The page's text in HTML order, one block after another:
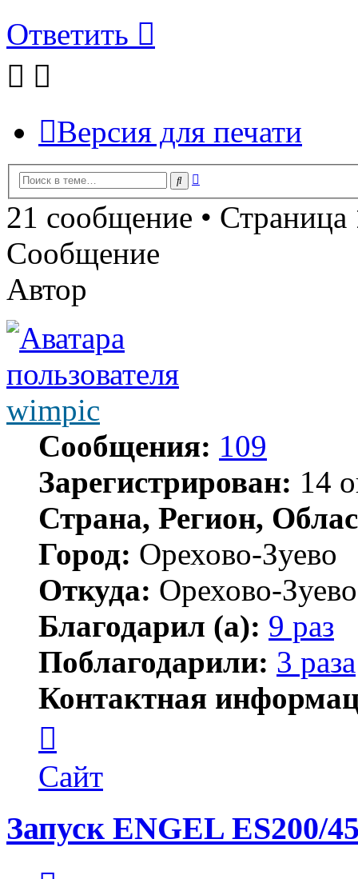
Ответить
Версия для печати
Поиск
21 сообщение • Страница
Сообщение
Автор
wimpic
Сообщения: 109
Зарегистрирован: 14
Страна, Регион,
Город: Орехово-Зуево
Откуда: Орехово-Зуево
Благодарил (а): 9 раз
Поблагодарили: 3 раза
Контактная
пользователя
wimpic
Сайт
Запуск ENGEL ES200/